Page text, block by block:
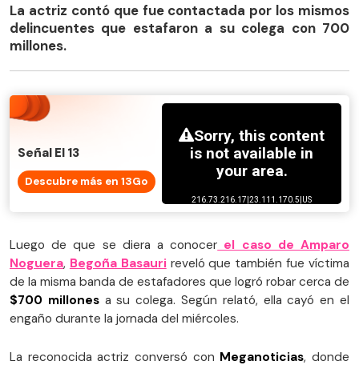
La actriz contó que fue contactada por los mismos
delincuentes que estafaron a su colega con 700
millones.
Señal El 13
Descubre más en 13Go
Luego de que se diera a conocer el caso deAmparo
Noguera, Begoña Basauri reveló que también fue víctima
de la misma banda de estafadores que logró robar cerca de
$700 millonesa su colega. Según relató, ella cayó en el
engaño durante la jornada del miércoles.
La reconocida actriz conversó con Meganoticias, donde